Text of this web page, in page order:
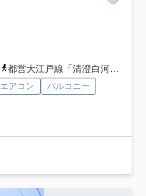
都営大江戸線「清澄白河」駅 徒歩10分
エアコン
バルコニー